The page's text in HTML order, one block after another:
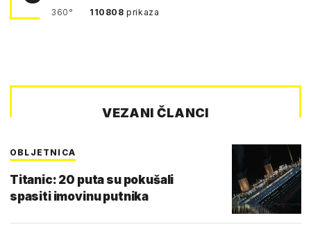
360° 110808prikaza
VEZANI ČLANCI
OBLJETNICA
Titanic: 20 puta su pokušali
spasiti imovinu putnika